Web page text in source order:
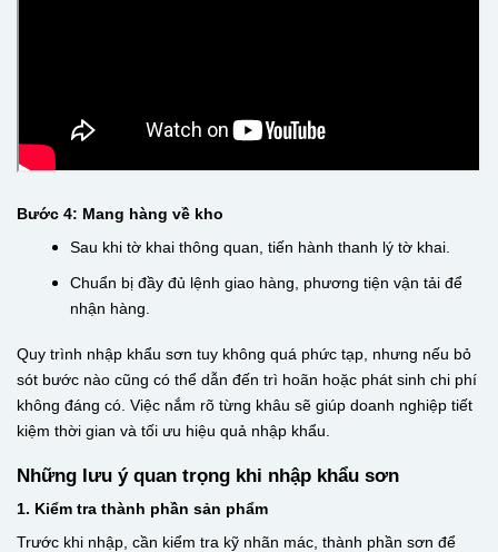
Bước 4: Mang hàng về kho
Sau khi tờ khai thông quan, tiến hành thanh lý tờ khai.
Chuẩn bị đầy đủ lệnh giao hàng, phương tiện vận tải để
nhận hàng.
Quy trình nhập khẩu sơn tuy không quá phức tạp, nhưng nếu bỏ
sót bước nào cũng có thể dẫn đến trì hoãn hoặc phát sinh chi phí
không đáng có. Việc nắm rõ từng khâu sẽ giúp doanh nghiệp tiết
kiệm thời gian và tối ưu hiệu quả nhập khẩu.
Những lưu ý quan trọng khi nhập khẩu sơn
1. Kiểm tra thành phần sản phẩm
Trước khi nhập, cần kiểm tra kỹ nhãn mác, thành phần sơn để